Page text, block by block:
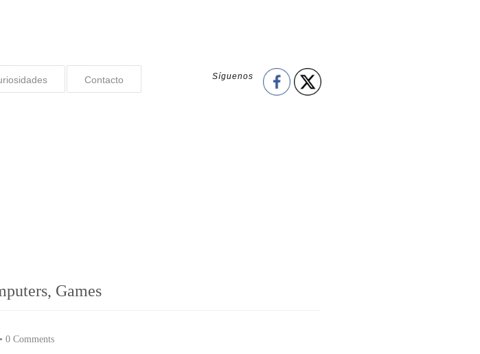
Contacto Síguenos
Games
0 Comments